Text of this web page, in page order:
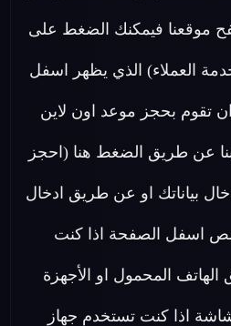
موقعنا فيمكنك الضغط على
العملاء) الذي يظهر اسفل
تقوم بحجز موعد اون لاين
عن طريق الضغط هنا (احجز
بياناتك او عن طريق ادخال
اسفل الصفحة اذا كنت
المحمول او الأجهزة
اذا كنت تستخدم جهاز